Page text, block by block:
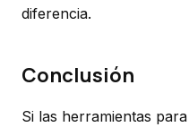
diferencia.
Conclusión
Si las herramientas